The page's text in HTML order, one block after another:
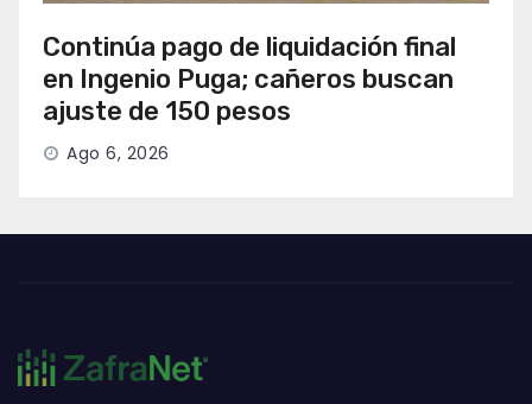
Continúa pago de liquidación final
en Ingenio Puga; cañeros buscan
ajuste de 150 pesos
Ago 6, 2026